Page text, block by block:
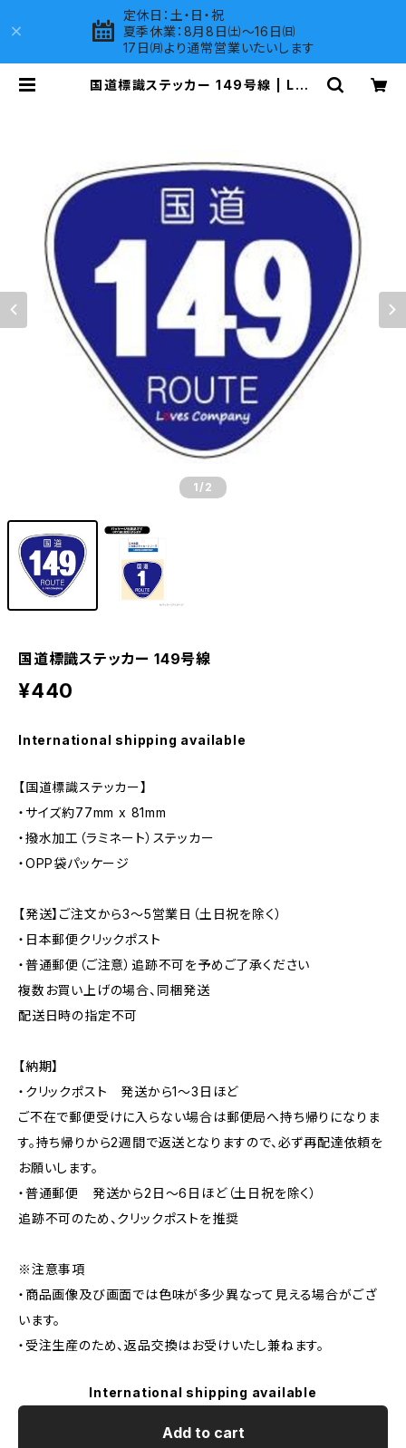
定休日：土・日・祝
夏季休業：8月8日㈯～16日㈰
17日㈪より通常営業いたいします
国道標識ステッカー 149号線 | LOV
1 /2
国道標識ステッカー 149号線
¥440
International shipping available
【国道標識ステッカー】
・サイズ約77mm x 81mm
・撥水加工（ラミネート）ステッカー
・OPP袋パッケージ
【発送】ご注文から3〜5営業日（土日祝を除く）
・日本郵便クリックポスト
・普通郵便（ご注意）追跡不可を予めご了承ください
複数お買い上げの場合、同梱発送
配送日時の指定不可
【納期】
・クリックポスト 発送から1〜3日ほど
ご不在で郵便受けに入らない場合は郵便局へ持ち帰りになりま
す。持ち帰りから2週間で返送となりますので、必ず再配達依頼を
お願いします。
・普通郵便 発送から2日〜6日ほど（土日祝を除く）
追跡不可のため、クリックポストを推奨
※注意事項
・商品画像及び画面では色味が多少異なって見える場合がござ
います。
・受注生産のため、返品交換はお受けいたし兼ねます。
International shipping available
Add to cart